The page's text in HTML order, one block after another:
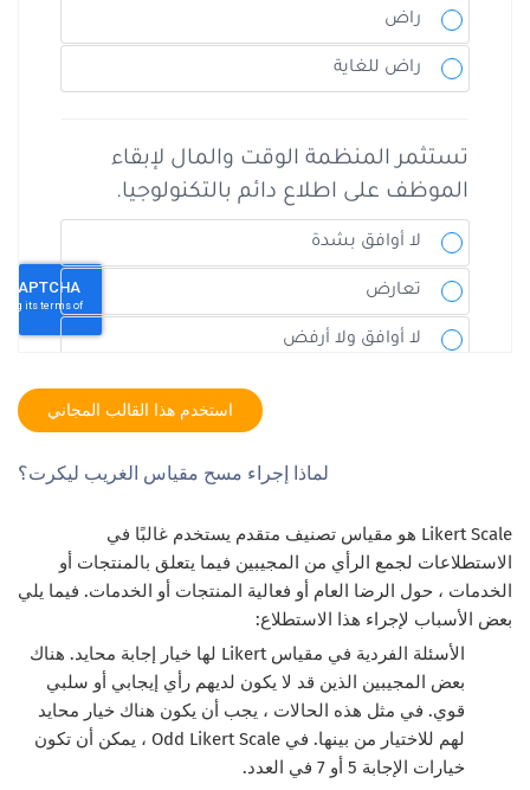
استخدم هذا القالب المجاني
لماذا إجراء مسح مقياس الغريب ليكرت؟
Likert Scale هو مقياس تصنيف متقدم يستخدم غالبًا في
الاستطلاعات لجمع الرأي من المجيبين فيما يتعلق بالمنتجات أو
الخدمات ، حول الرضا العام أو فعالية المنتجات أو الخدمات. فيما يلي
بعض الأسباب لإجراء هذا الاستطلاع:
الأسئلة الفردية في مقياس Likert لها خيار إجابة محايد. هناك
بعض المجيبين الذين قد لا يكون لديهم رأي إيجابي أو سلبي
قوي. في مثل هذه الحالات ، يجب أن يكون هناك خيار محايد
لهم للاختيار من بينها. في Odd Likert Scale ، يمكن أن تكون
خيارات الإجابة 5 أو 7 في العدد.